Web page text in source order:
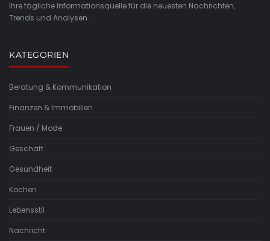
Ihre tägliche Informationsquelle für die neuesten Nachrichten,
Trends und Analysen.
KATEGORIEN
Beratung & Kommunikation
Finanzen & Immobilien
Frauen / Mode
Geschäft
Gesundheit
Kochen
Lebensstil
Nachricht